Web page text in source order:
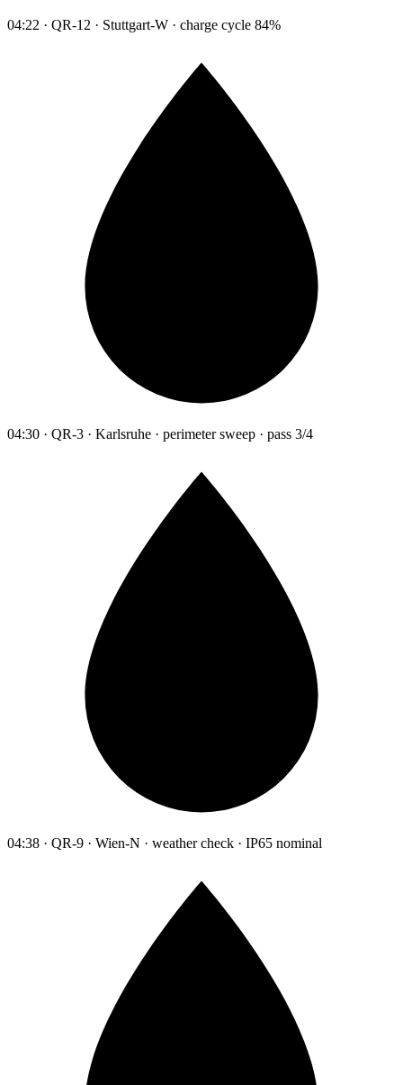
04:22 · QR-12 · Stuttgart-W · charge cycle 84%
04:30 · QR-3 · Karlsruhe · perimeter sweep · pass 3/4
04:38 · QR-9 · Wien-N · weather check · IP65 nominal